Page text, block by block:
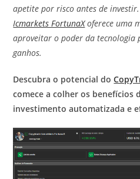
apetite por risco antes de
Icmarkets FortunaXoferece uma
aproveitar o poder da tecnologia
ganhos.
Descubra o potencial do
comece a colher os benefícios
investimento automatizada e